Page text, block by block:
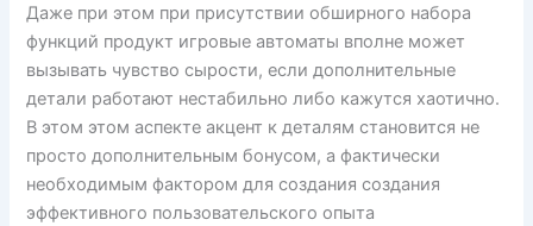
Даже при этом при присутствии обширного набора
функций продукт игровые автоматы вполне может
вызывать чувство сырости, если дополнительные
детали работают нестабильно либо кажутся хаотично.
В этом этом аспекте акцент к деталям становится не
просто дополнительным бонусом, а фактически
необходимым фактором для создания создания
эффективного пользовательского опыта